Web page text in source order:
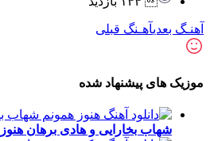
آهنـگ بعدیآهـنگ قبلی
موزیک های پیشنهاد شده
شهاب بخارایی و هادی برهان